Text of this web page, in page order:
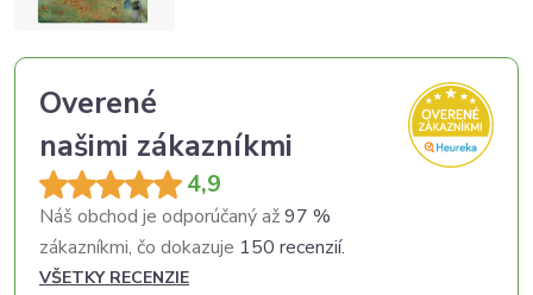
Overené
našimi zákazníkmi
4,9
Náš obchod je odporúčaný až97 %
zákazníkmi, čo dokazuje 150 recenzií.
VŠETKY RECENZIE